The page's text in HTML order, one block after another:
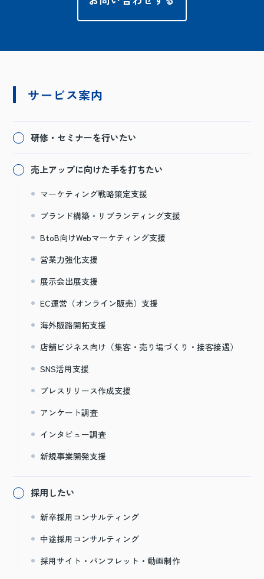
サービス案内
研修・セミナーを行いたい
売上アップに向けた手を打ちたい
マーケティング戦略策定支援
ブランド構築・リブランディング支援
BtoB向けWebマーケティング支援
営業力強化支援
展示会出展支援
EC運営（オンライン販売）支援
海外販路開拓支援
店舗ビジネス向け（集客・売り場づくり・接客接遇）
SNS活用支援
プレスリリース作成支援
アンケート調査
インタビュー調査
新規事業開発支援
採用したい
新卒採用コンサルティング
中途採用コンサルティング
採用サイト・パンフレット・動画制作